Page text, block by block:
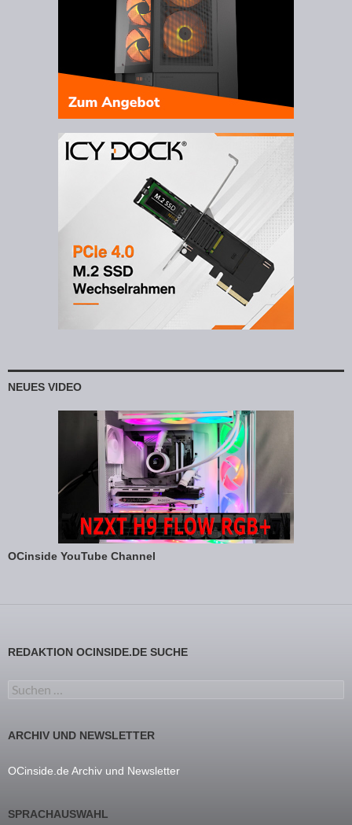
NEUES VIDEO
OCinside YouTube Channel
REDAKTION OCINSIDE.DE SUCHE
Suchen nach:
ARCHIV UND NEWSLETTER
OCinside.de Archiv und Newsletter
SPRACHAUSWAHL